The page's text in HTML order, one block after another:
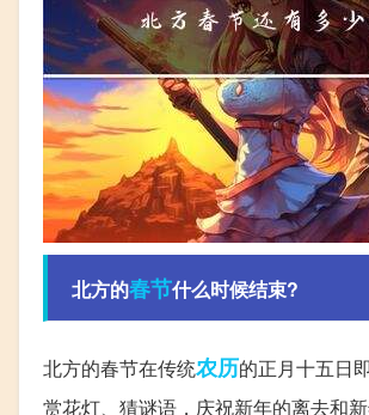
北方的春节什么时候结束?
北方的春节在传统农历的正月十五日
赏花灯、猜谜语，庆祝新年的离去和新